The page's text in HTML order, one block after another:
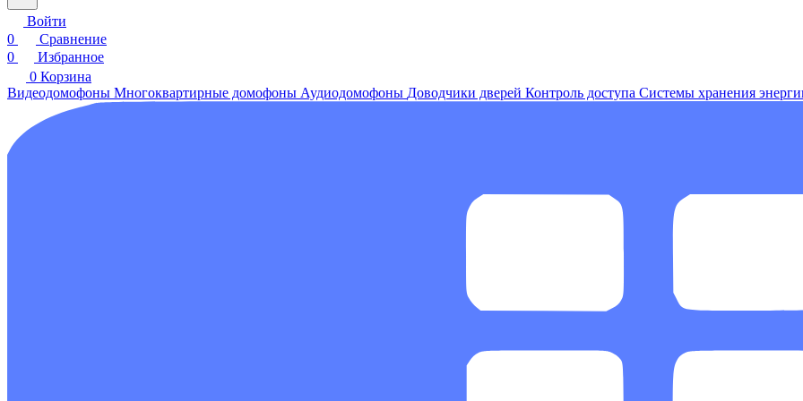
Войти
0
Сравнение
0
Избранное
0 Корзина
Видеодомофоны Многоквартирные домофоны Аудиодомофоны Доводчики дверей Контроль доступа Системы хранения